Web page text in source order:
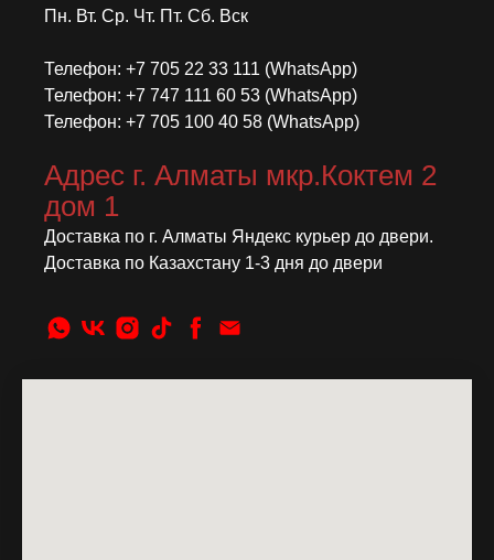
Пн. Вт. Ср. Чт. Пт. Сб. Вск
Телефон: +7 705 22 33 111 (WhatsApp)
Телефон: +7 747 111 60 53 (WhatsApp)
Телефон: +7 705 100 40 58 (WhatsApp)
Адрес г. Алматы мкр.Коктем 2
дом 1
Доставка по г. Алматы Яндекс курьер до двери.
Доставка по Казахстану 1-3 дня до двери